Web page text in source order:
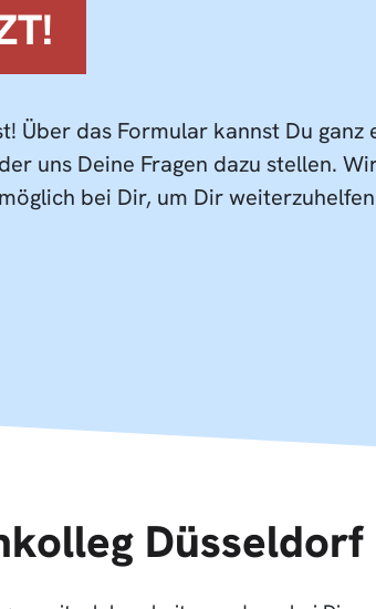
Über das Formular kannst Du ganz
uns Deine Fragen dazu stellen.
bei Dir, um Dir